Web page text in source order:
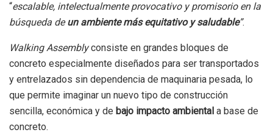
“escalable, intelectualmente provocativo y promisorio en la
búsqueda deun ambiente más equitativo y saludable”.
Walking Assemblyconsiste en grandes bloques de
concreto especialmente diseñados para ser transportados
y entrelazados sin dependencia de maquinaria pesada, lo
que permite imaginar un nuevo tipo de construcción
sencilla, económica y de bajo impacto ambiental a base de
concreto.